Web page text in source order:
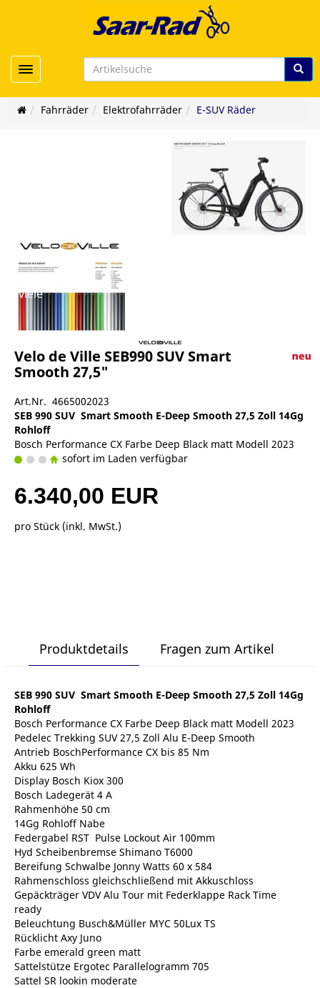
Toggle navigation
Fahrräder Elektrofahrräder E-SUV Räder
Velo de Ville SEB990 SUV Smart
Smooth 27,5"
Art.Nr. 4665002023
SEB 990 SUV Smart Smooth E-Deep Smooth 27,5 Zoll 14Gg
Rohloff
Bosch Performance CX Farbe Deep Black matt Modell 2023
sofort im Laden verfügbar
6.340,00 EUR
pro Stück (inkl. MwSt.)
Produktdetails Fragen zum Artikel
SEB 990 SUV Smart Smooth E-Deep Smooth 27,5 Zoll 14Gg
Rohloff
Bosch Performance CX Farbe Deep Black matt Modell 2023
Pedelec Trekking SUV 27,5 Zoll Alu E-Deep Smooth
Antrieb BoschPerformance CX bis 85 Nm
Akku 625 Wh
Display Bosch Kiox 300
Bosch Ladegerät 4 A
Rahmenhöhe 50 cm
14Gg Rohloff Nabe
Federgabel RST Pulse Lockout Air 100mm
Hyd Scheibenbremse Shimano T6000
Bereifung Schwalbe Jonny Watts 60 x 584
Rahmenschloss gleichschließend mit Akkuschloss
Gepäckträger VDV Alu Tour mit Federklappe Rack Time
ready
Beleuchtung Busch&Müller MYC 50Lux TS
Rücklicht Axy Juno
Farbe emerald green matt
Sattelstütze Ergotec Parallelogramm 705
Sattel SR lookin moderate
viele